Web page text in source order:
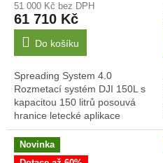
51 000 Kč bez DPH
61 710 Kč
Do košíku
Spreading System 4.0
Rozmetací systém DJI 150L s
kapacitou 150 litrů posouvá
hranice letecké aplikace
pevných materiálů. Je navržen
pro rychlou výměnu za
postřikovací nádrž a...
Novinka